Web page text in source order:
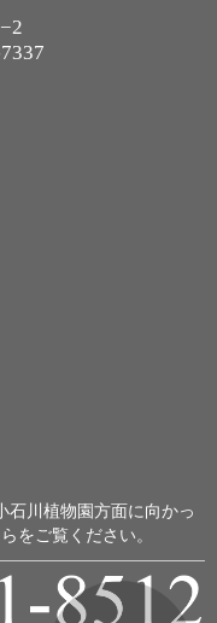
石川植物園方面に向かっ
をご覧ください。